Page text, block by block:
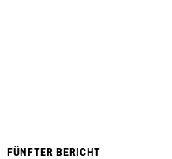
FÜNFTER BERICHT